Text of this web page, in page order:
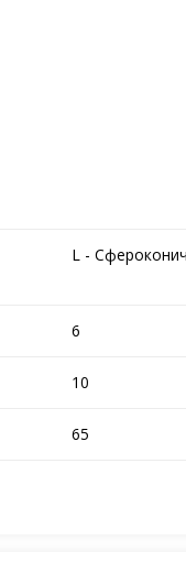
L -
6
10
65